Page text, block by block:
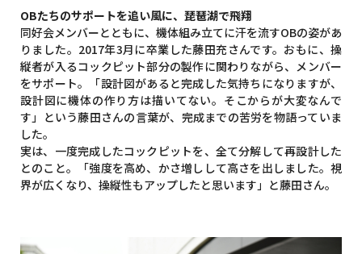
OBたちのサポートを追い風に、琵琶湖で飛翔
同好会メンバーとともに、機体組み立てに汗を流すOBの姿があ
りました。2017年3月に卒業した藤田充さんです。おもに、操
縦者が入るコックピット部分の製作に関わりながら、メンバー
をサポート。「設計図があると完成した気持ちになりますが、
設計図に機体の作り方は描いてない。そこからが大変なんで
す」という藤田さんの言葉が、完成までの苦労を物語っていま
した。
実は、一度完成したコックピットを、全て分解して再設計した
とのこと。「強度を高め、かさ増しして高さを出しました。視
界が広くなり、操縦性もアップしたと思います」と藤田さん。